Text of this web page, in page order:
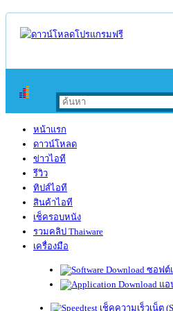
หน้าแรก
ดาวน์โหลด
ข่าวไอที
รีวิว
ทิปส์ไอที
สินค้าไอที
เช็ครอบหนัง
รวมคลิป Thaiware
เครื่องมือ
ซอฟต์
แอ
เช็คความเร็วเน็ต